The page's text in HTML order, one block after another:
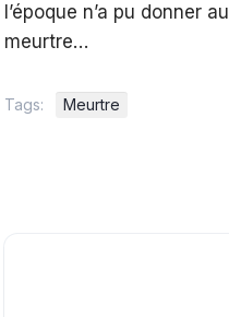
l’époque n’a pu donner
meurtre…
Tags: Meurtre